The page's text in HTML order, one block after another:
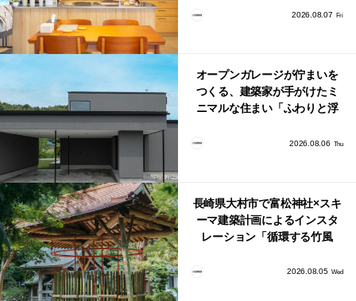
2026.08.07 Fri
オープンガレージが佇まいを
つくる、建築家が手がけたミ
ニマルな住まい「ふわりと浮
2026.08.06 Thu
長崎県大村市で富松神社×スキ
ーマ建築計画によるインスタ
レーション「循環する竹風
2026.08.05 Wed